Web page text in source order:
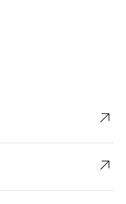
↗︎
↗︎